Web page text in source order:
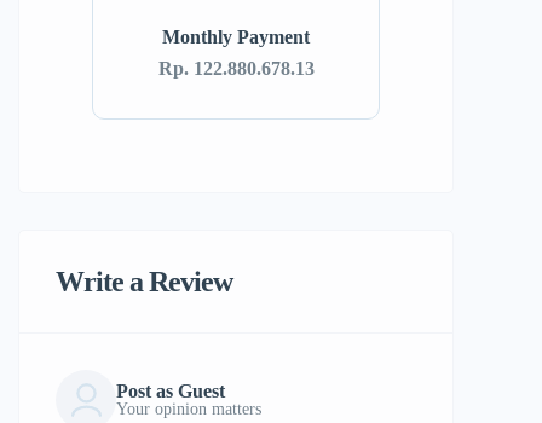
Monthly Payment
Rp. 122.880.678.13
Write a Review
Post as Guest
Your opinion matters